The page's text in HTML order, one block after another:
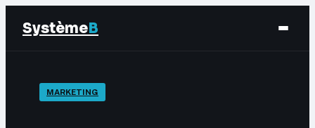
SystèmeB
FinanceMARKETING